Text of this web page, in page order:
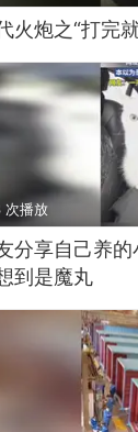
火炮之“打完
次播放
分享自己养
到是魔丸